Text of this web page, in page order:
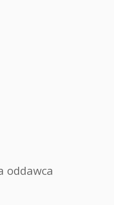
oddawca